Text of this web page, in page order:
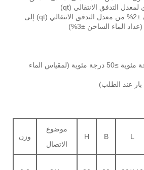
في المنطقة العالية يكون ±2% من معدل التدفق الانتقالي (qt) إلى
درجة حرارة الماء: 0 درجة مئوية ≥50 درجة مئوية (لمقياس الماء
L
B
H
موضوع
الاتصال
وزن